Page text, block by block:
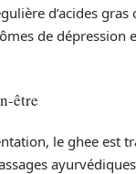
d’acides gras
de dépression
être
le ghee est